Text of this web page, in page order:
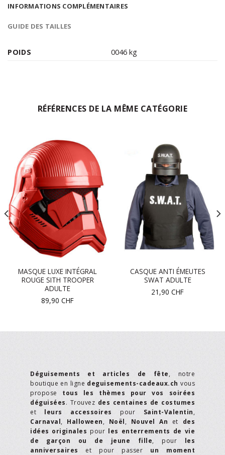
INFORMATIONS COMPLÉMENTAIRES
GUIDE DES TAILLES
POIDS 0046 kg
RÉFÉRENCES DE LA MÊME CATÉGORIE
MASQUE LUXE INTÉGRAL
ROUGE SITH TROOPER
ADULTE
89,90 CHF
CASQUE ANTI ÉMEUTES
SWAT ADULTE
21,90 CHF
Déguisements et articles de fête, notre
boutique en ligne deguisements-cadeaux.ch vous
propose tous les thèmes pour vos soirées
déguisées. Trouvez des centaines de costumes
et leurs accessoires pour Saint-Valentin,
Carnaval, Halloween, Noël, Nouvel An et des
idées originales pour les enterrements de vie
de garçon ou de jeune fille, pour les
anniversaires et pour passer un moment